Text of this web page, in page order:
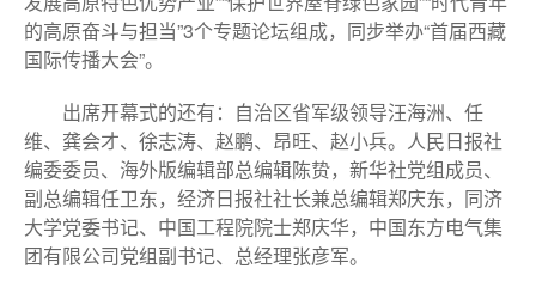
的高原奋斗与担当”3个专题论坛组成，同步举办“首届西藏
国际传播大会”。
出席开幕式的还有：自治区省军级领导汪海洲、任
维、龚会才、徐志涛、赵鹏、昂旺、赵小兵。人民日报社
编委委员、海外版编辑部总编辑陈贽，新华社党组成员、
副总编辑任卫东，经济日报社社长兼总编辑郑庆东，同济
大学党委书记、中国工程院院士郑庆华，中国东方电气集
团有限公司党组副书记、总经理张彦军。